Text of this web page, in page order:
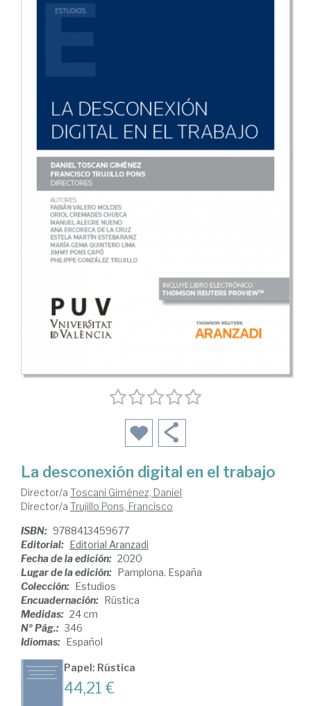
La desconexión digital en el trabajo
Director/a Toscani Giménez, Daniel
Director/a Trujillo Pons, Francisco
ISBN: 9788413459677
Editorial: Editorial Aranzadi
Fecha de la edición: 2020
Lugar de la edición: Pamplona. España
Colección: Estudios
Encuadernación: Rústica
Medidas: 24 cm
Nº Pág.: 346
Idiomas: Español
Papel: Rústica
44,21 €